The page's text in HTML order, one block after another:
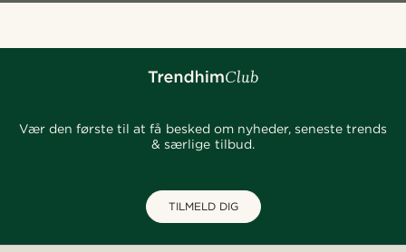
Vær den første til at få besked om nyheder, seneste trends
& særlige tilbud.
TILMELD DIG